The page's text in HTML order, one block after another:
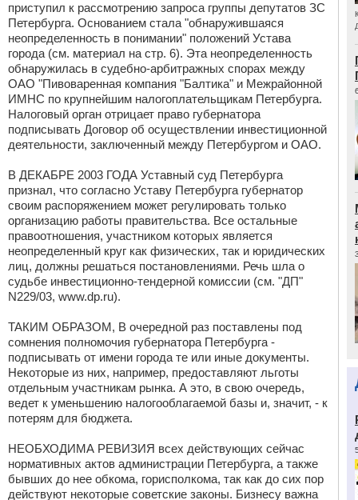
приступил к рассмотрению запроса группы депутатов ЗС
Петербурга. Основанием стала "обнаружившаяся
неопределенность в понимании" положений Устава
города (см. материал на стр. 6). Эта неопределенность
обнаружилась в судебно-арбитражных спорах между
ОАО "Пивоваренная компания "Балтика" и Межрайонной
ИМНС по крупнейшим налогоплательщикам Петербурга.
Налоговый орган отрицает право губернатора
подписывать Договор об осуществлении инвестиционной
деятельности, заключенный между Петербургом и ОАО.
В ДЕКАБРЕ 2003 ГОДА Уставный суд Петербурга
признал, что согласно Уставу Петербурга губернатор
своим распоряжением может регулировать только
организацию работы правительства. Все остальные
правоотношения, участником которых является
неопределенный круг как физических, так и юридических
лиц, должны решаться постановлениями. Речь шла о
судьбе инвестиционно-тендерной комиссии (см. "ДП"
N229/03, www.dp.ru).
ТАКИМ ОБРАЗОМ, В очередной раз поставлены под
сомнения полномочия губернатора Петербурга -
подписывать от имени города те или иные документы.
Некоторые из них, например, предоставляют льготы
отдельным участникам рынка. А это, в свою очередь,
ведет к уменьшению налогооблагаемой базы и, значит, - к
потерям для бюджета.
НЕОБХОДИМА РЕВИЗИЯ всех действующих сейчас
нормативных актов администрации Петербурга, а также
бывших до нее обкома, горисполкома, так как до сих пор
действуют некоторые советские законы. Бизнесу важна